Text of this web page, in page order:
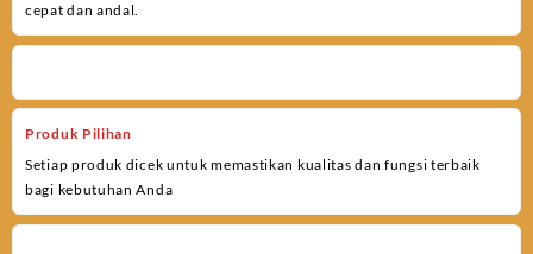
cepat dan andal.
Produk Pilihan
Setiap produk dicek untuk memastikan kualitas dan fungsi terbaik
bagi kebutuhan Anda